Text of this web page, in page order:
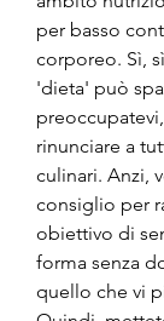
per basso
corporeo. Sì,
'dieta' può
rinunciare a
culinari. Anzi,
consiglio per
obiettivo di
forma senza
quello che vi